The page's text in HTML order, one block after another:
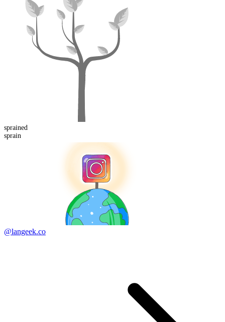
sprained
sprain
@langeek.co